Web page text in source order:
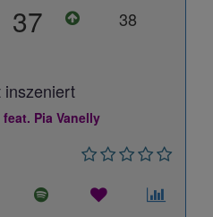
37 38
inszeniert
Pia Vanelly